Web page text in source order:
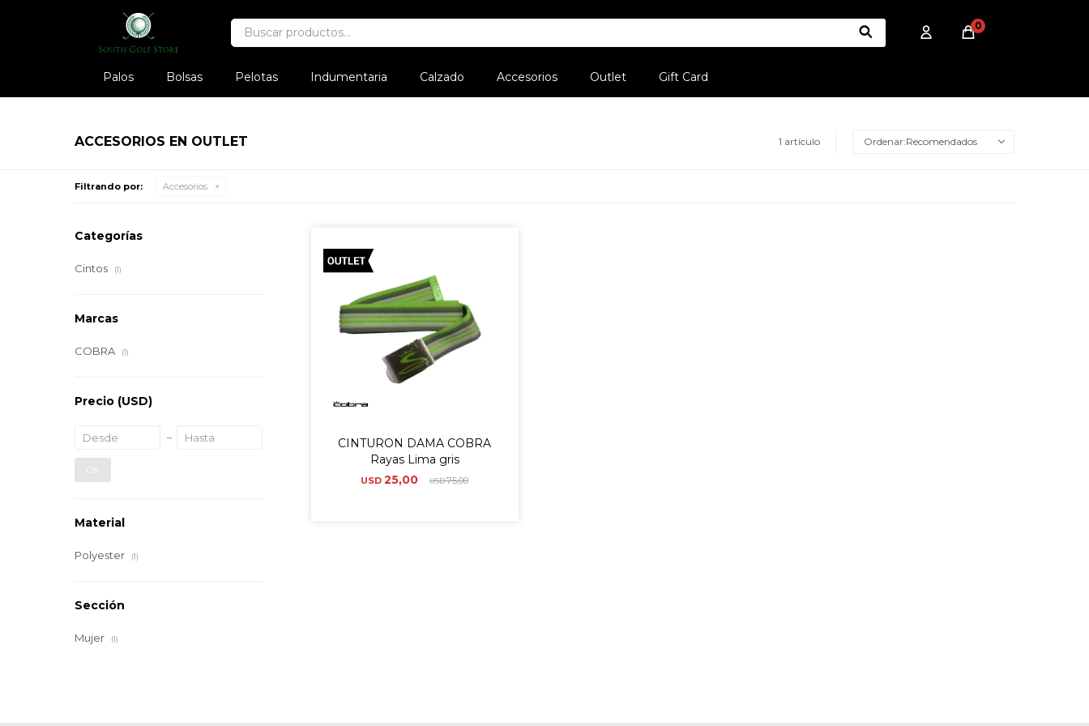
Palos Bolsas Pelotas Indumentaria Calzado Accesorios Outlet Gift Card
0
ACCESORIOS EN OUTLET 1 artículo Recomendados
Filtrando por: Accesorios
CINTURON DAMA COBRA
Rayas Lima gris
USD 25,00 USD75,00
Categorías
Cintos (1)
Marcas
COBRA (1)
Precio (USD)
OK
Material
Polyester (1)
Sección
Mujer (1)